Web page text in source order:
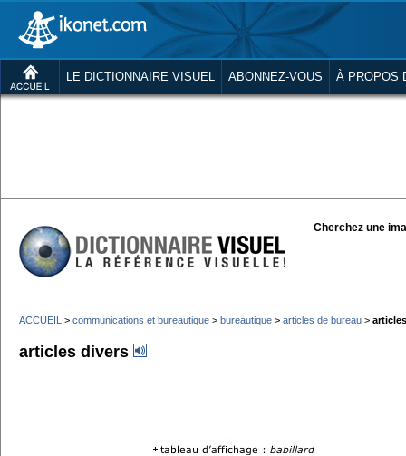
LE DICTIONNAIRE VISUEL ABONNEZ-VOUS À PROPOS
Cherchez une
ACCUEIL > communications et bureautique > bureautique > articles de bureau >
articles divers